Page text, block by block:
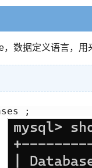
数据定义语言，用